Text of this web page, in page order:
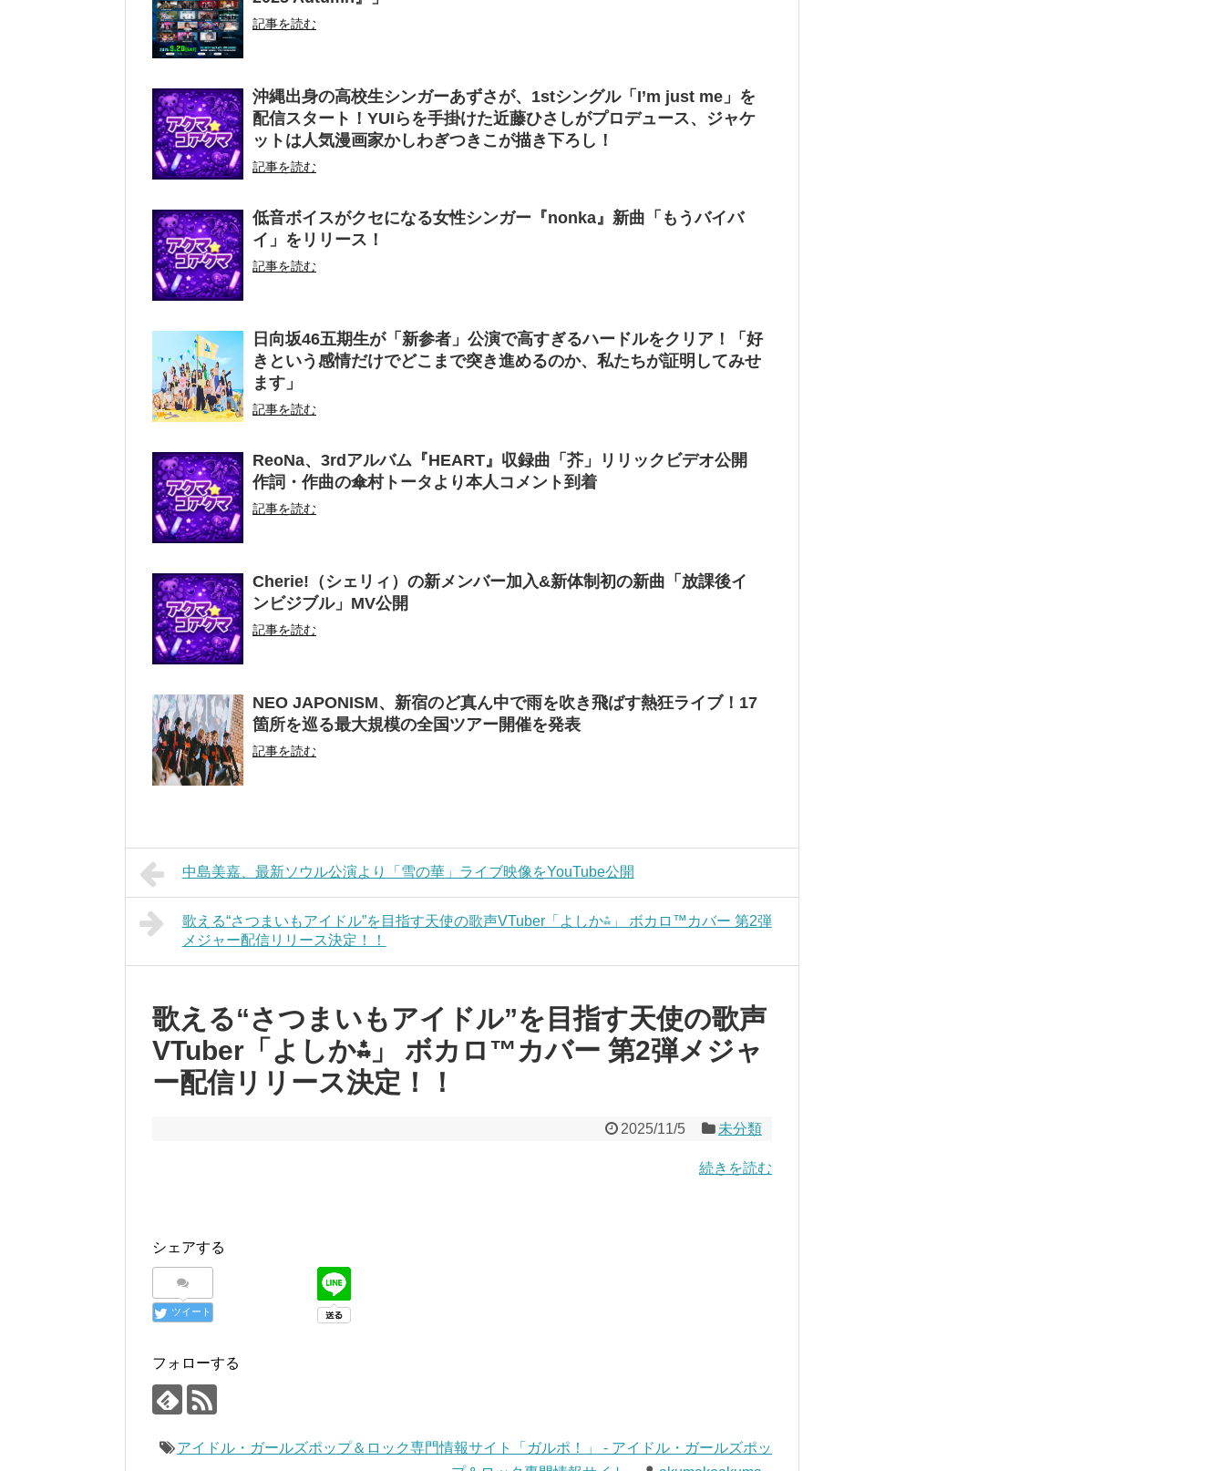
記事を読む
沖縄出身の高校生シンガーあずさが、1stシングル「I’m just me」を
配信スタート！YUIらを手掛けた近藤ひさしがプロデュース、ジャケ
ットは人気漫画家かしわぎつきこが描き下ろし！
記事を読む
低音ボイスがクセになる女性シンガー『nonka』新曲「もうバイバ
イ」をリリース！
記事を読む
日向坂46五期生が「新参者」公演で高すぎるハードルをクリア！「好
きという感情だけでどこまで突き進めるのか、私たちが証明してみせ
ます」
記事を読む
ReoNa、3rdアルバム『HEART』収録曲「芥」リリックビデオ公開
作詞・作曲の傘村トータより本人コメント到着
記事を読む
Cherie!（シェリィ）の新メンバー加入&新体制初の新曲「放課後イ
ンビジブル」MV公開
記事を読む
NEO JAPONISM、新宿のど真ん中で雨を吹き飛ばす熱狂ライブ！17
箇所を巡る最大規模の全国ツアー開催を発表
記事を読む
中島美嘉、最新ソウル公演より「雪の華」ライブ映像をYouTube公開
歌える“さつまいもアイドル”を目指す天使の歌声VTuber「よしか⁂」 ボカロ™カバー 第2弾
メジャー配信リリース決定！！
歌える“さつまいもアイドル”を目指す天使の歌声
VTuber「よしか⁂」 ボカロ™カバー 第2弾メジャ
ー配信リリース決定！！
2025/11/5 未分類
続きを読む
シェアする
ツイート
フォローする
アイドル・ガールズポップ＆ロック専門情報サイト「ガルポ！」 - アイドル・ガールズポッ